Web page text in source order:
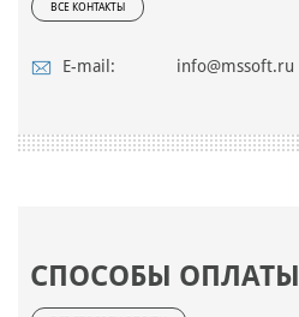
ВСЕ КОНТАКТЫ
E-mail: info@mssoft.ru
СПОСОБЫ ОПЛАТЫ